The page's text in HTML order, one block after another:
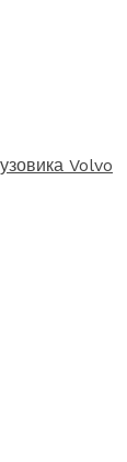
Volvo